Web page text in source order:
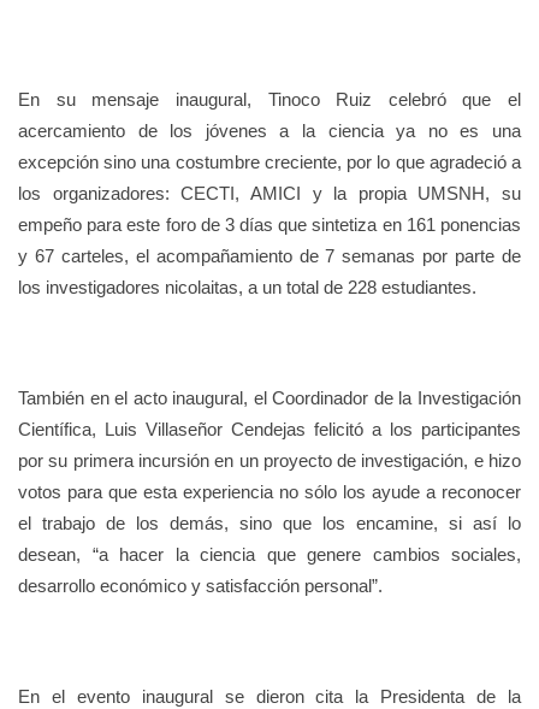
En su mensaje inaugural, Tinoco Ruiz celebró que el
acercamiento de los jóvenes a la ciencia ya no es una
excepción sino una costumbre creciente, por lo que agradeció a
los organizadores: CECTI, AMICI y la propia UMSNH, su
empeño para este foro de 3 días que sintetiza en 161 ponencias
y 67 carteles, el acompañamiento de 7 semanas por parte de
los investigadores nicolaitas, a un total de 228 estudiantes.
También en el acto inaugural, el Coordinador de la Investigación
Científica, Luis Villaseñor Cendejas felicitó a los participantes
por su primera incursión en un proyecto de investigación, e hizo
votos para que esta experiencia no sólo los ayude a reconocer
el trabajo de los demás, sino que los encamine, si así lo
desean, “a hacer la ciencia que genere cambios sociales,
desarrollo económico y satisfacción personal”.
En el evento inaugural se dieron cita la Presidenta de la